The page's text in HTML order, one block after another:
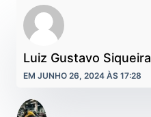
Luiz Gustavo Siqueira
EM JUNHO 26, 2024 ÀS 17:28